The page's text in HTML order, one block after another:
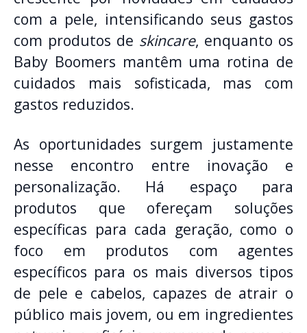
com a pele, intensificando seus gastos
com produtos de skincare, enquanto os
Baby Boomers mantêm uma rotina de
cuidados mais sofisticada, mas com
gastos reduzidos.
As oportunidades surgem justamente
nesse encontro entre inovação e
personalização. Há espaço para
produtos que ofereçam soluções
específicas para cada geração, como o
foco em produtos com agentes
específicos para os mais diversos tipos
de pele e cabelos, capazes de atrair o
público mais jovem, ou em ingredientes